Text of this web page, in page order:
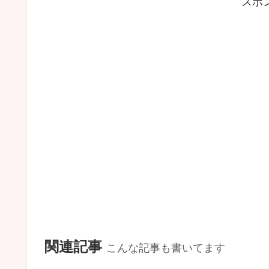
関連記事 こんな記事も書いてます